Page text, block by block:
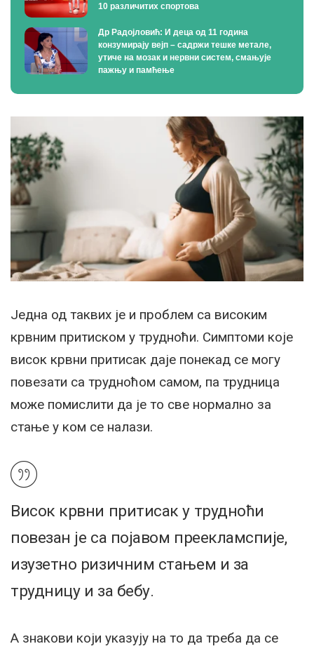
10 различитих спортова
Др Радојловић: И деца од 11 година
конзумирају вејп – садржи тешке метале,
утиче на мозак и нервни систем, смањује
пажњу и памћење
Једна од таквих је и проблем са високим
крвним притиском у трудноћи. Симптоми које
висок крвни притисак даје понекад се могу
повезати са трудноћом самом, па трудница
може помислити да је то све нормално за
стање у ком се налази.
Висок крвни притисак у трудноћи
повезан је са појавом преекламспије,
изузетно ризичним стањем и за
трудницу и за бебу.
А знакови који указују на то да треба да се